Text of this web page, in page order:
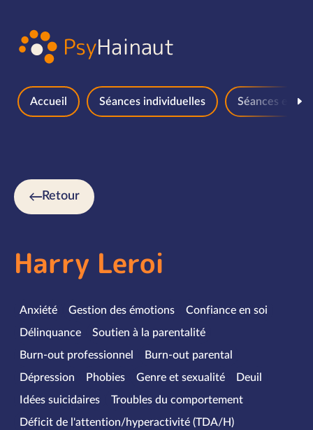
Accueil Séances individuelles Séances en
Retour
Harry Leroi
Spécialités
Anxiété Gestion des émotions
Confiance en soi
Délinquance
Soutien à la parentalité
Burn-out professionnel
Burn-out parental
Dépression
Phobies Genre et sexualité
Deuil
Idées suicidaires
Troubles du comportement
Déficit de l'attention/hyperactivité (TDA/H)